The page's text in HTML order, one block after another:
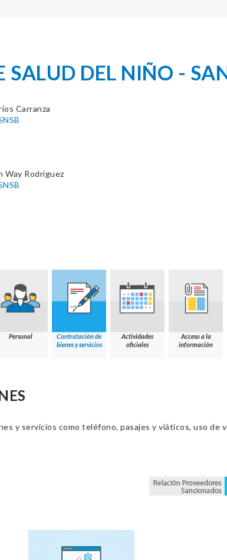
DEL NIÑO -
Carranza
Way Rodriguez
Personal
Contratación de
bienes y servicios
Actividades
oficiales
Acceso a la
información
y servicios como teléfono, pasajes y viáticos, uso de